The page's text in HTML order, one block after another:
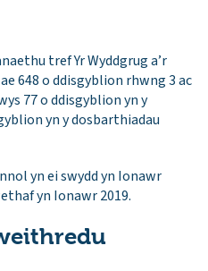
tref Yr Wyddgrug a’r
648 o ddisgyblion rhwng 3 ac
77 o ddisgyblion yn y
yn y dosbarthiadau
yn ei swydd yn Ionawr
yn Ionawr 2019.